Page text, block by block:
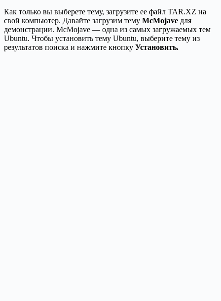
Как только вы выберете тему, загрузите ее файл TAR.XZ на
свой компьютер. Давайте загрузим тему McMojave для
демонстрации. McMojave — одна из самых загружаемых тем
Ubuntu. Чтобы установить тему Ubuntu, выберите тему из
результатов поиска и нажмите кнопку Установить.